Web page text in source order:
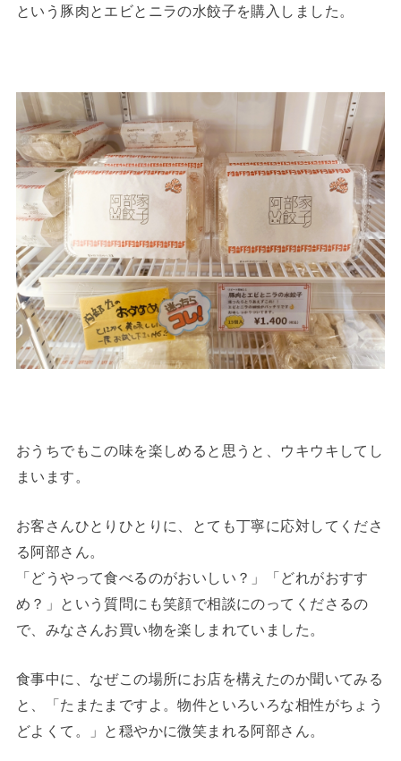
という豚肉とエビとニラの水餃子を購入しました。
おうちでもこの味を楽しめると思うと、ウキウキしてし
まいます。
お客さんひとりひとりに、とても丁寧に応対してくださ
る阿部さん。
「どうやって食べるのがおいしい？」「どれがおすす
め？」という質問にも笑顔で相談にのってくださるの
で、みなさんお買い物を楽しまれていました。
食事中に、なぜこの場所にお店を構えたのか聞いてみる
と、「たまたまですよ。物件といろいろな相性がちょう
どよくて。」と穏やかに微笑まれる阿部さん。